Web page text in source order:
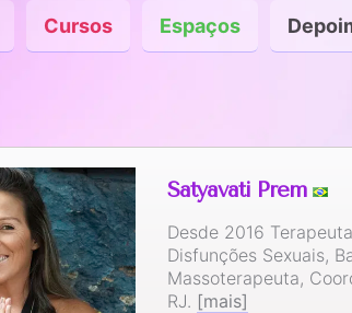
Cursos Espaços
Satyavati Prem
Desde 2016
Disfunções Sexuais,
Massoterapeuta,
RJ. [mais]